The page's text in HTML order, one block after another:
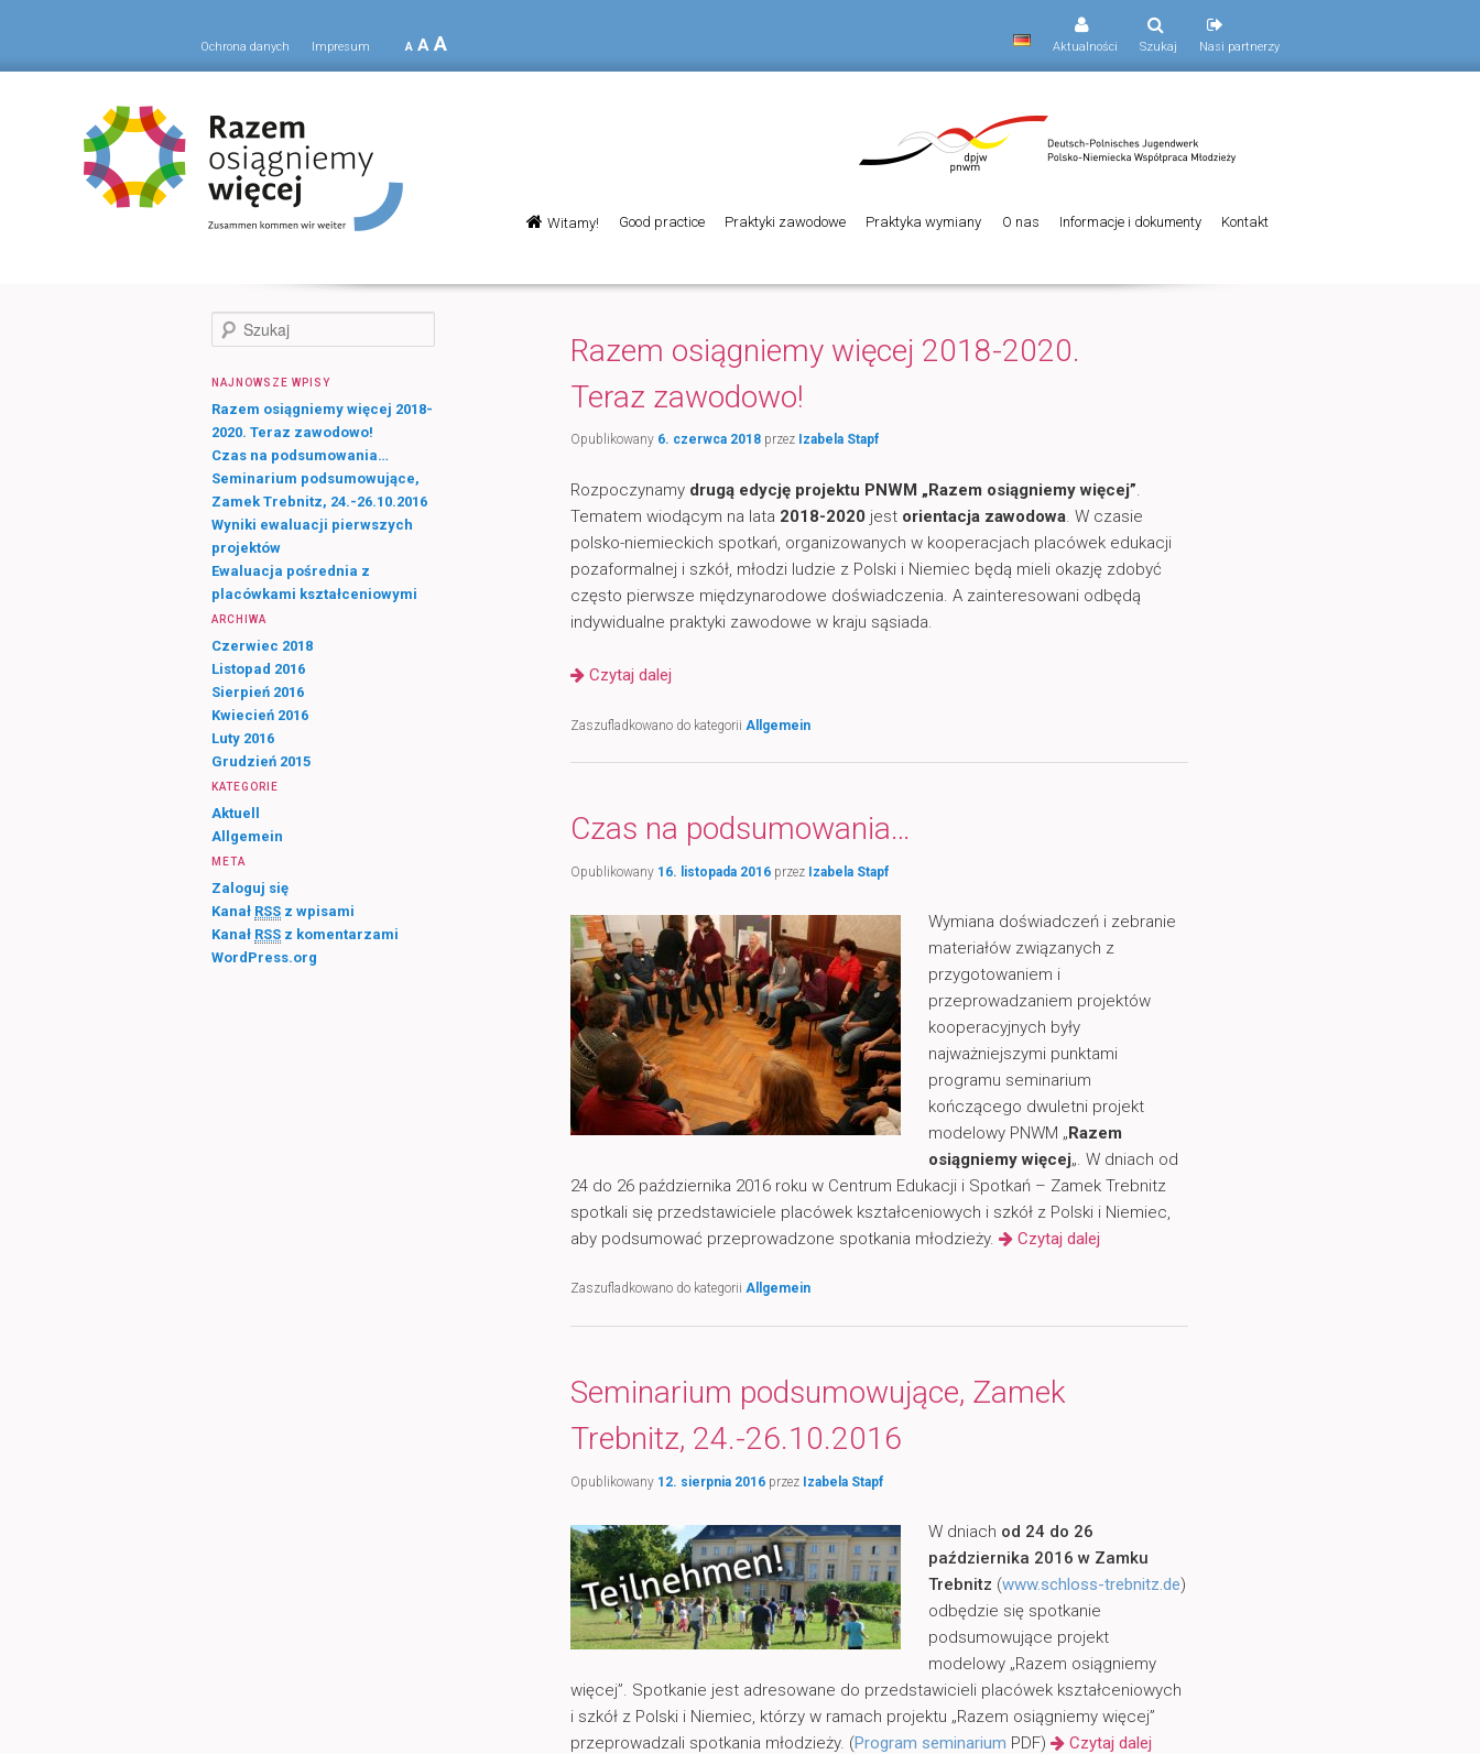
Ochrona danych Impresum A A A Aktualności Szukaj Nasi partnerzy
główne
Przeskocz
Przeskocz
Witamy! Good practice Praktyki zawodowe Praktyka wymiany O nas Informacje i dokumenty Kontakt
Razem osiągniemy więcej 2018-2020.
Teraz zawodowo!
Opublikowany 6. czerwca 2018 przez Izabela Stapf
Rozpoczynamy drugą edycję projektu PNWM „Razem osiągniemy więcej”.
Tematem wiodącym na lata 2018-2020 jest orientacja zawodowa. W czasie
polsko-niemieckich spotkań, organizowanych w kooperacjach placówek edukacji
pozaformalnej i szkół, młodzi ludzie z Polski i Niemiec będą mieli okazję zdobyć
często pierwsze międzynarodowe doświadczenia. A zainteresowani odbędą
indywidualne praktyki zawodowe w kraju sąsiada.
Czytaj dalej
Zaszufladkowano do kategorii Allgemein
Czas na podsumowania…
Opublikowany 16. listopada 2016 przez Izabela Stapf
Wymiana doświadczeń i zebranie
materiałów związanych z
przygotowaniem i
przeprowadzaniem projektów
kooperacyjnych były
najważniejszymi punktami
programu seminarium
kończącego dwuletni projekt
modelowy PNWM „Razem
osiągniemy więcej„. W dniach od
24 do 26 października 2016 roku w Centrum Edukacji i Spotkań – Zamek Trebnitz
spotkali się przedstawiciele placówek kształceniowych i szkół z Polski i Niemiec,
aby podsumować przeprowadzone spotkania młodzieży.
Czytaj dalej
Zaszufladkowano do kategorii Allgemein
Seminarium podsumowujące, Zamek
Trebnitz, 24.-26.10.2016
Opublikowany 12. sierpnia 2016 przez Izabela Stapf
W dniach od 24 do 26
października 2016 w Zamku
Trebnitz (www.schloss-trebnitz.de)
odbędzie się spotkanie
podsumowujące projekt
modelowy „Razem osiągniemy
więcej”. Spotkanie jest adresowane do przedstawicieli placówek kształceniowych
i szkół z Polski i Niemiec, którzy w ramach projektu „Razem osiągniemy więcej”
przeprowadzali spotkania młodzieży. (Program seminarium PDF) Czytaj dalej
z
k
a
j
NAJNOWSZE WPISY
Razem osiągniemy więcej 2018-
2020. Teraz zawodowo!
Czas na podsumowania…
Seminarium podsumowujące,
Zamek Trebnitz, 24.-26.10.2016
Wyniki ewaluacji pierwszych
projektów
Ewaluacja pośrednia z
placówkami kształceniowymi
ARCHIWA
Czerwiec 2018
Listopad 2016
Sierpień 2016
Kwiecień 2016
Luty 2016
Grudzień 2015
KATEGORIE
Aktuell
Allgemein
META
Zaloguj się
Kanał RSS z wpisami
Kanał RSS z komentarzami
WordPress.org